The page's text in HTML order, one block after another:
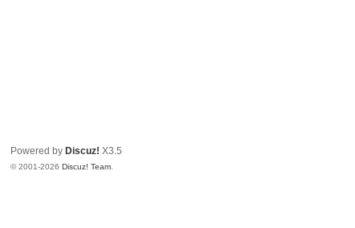
Powered by Discuz! X3.5
© 2001-2026Discuz! Team